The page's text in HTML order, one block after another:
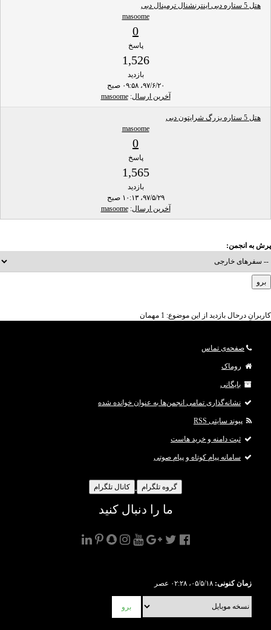
هتل 5 ستاره دبی اینترنشنال ترمینال دبی
masoome
0
پاسخ
1,526
بازدید
۹۷/۶/۲۰، ۰۹:۵۸ صبح
آخرین ارسال:
masoome
هتل 5 ستاره بزرگ شرایتون دبی
masoome
0
پاسخ
1,565
بازدید
۹۷/۵/۲۹، ۱۰:۱۳ صبح
آخرین ارسال:
masoome
پرش به انجمن:
کاربرانِ درحال بازدید از این موضوع: 1 مهمان
صفحه‌ی تماس
روماک
بایگانی
نشانه‌گذاری تمامی انجمن‌ها به عنوان خوانده شده
پیوند سایتی RSS
ثبت دامنه و خرید هاست
سامانه پیام کوتاه و پیام صوتی
گروه تلگرام کانال تلگرام
ما را دنبال کنید
زمان کنونی: ۰۵/۵/۱۸، ۰۲:۲۸ عصر
برو